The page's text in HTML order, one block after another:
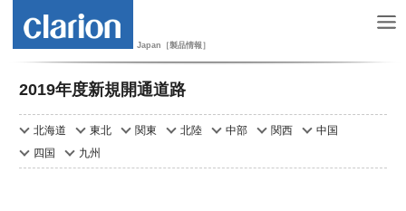
Japan［製品情報］
2019年度新規開通道路
北海道 東北 関東 北陸 中部 関西
中国
四国
九州